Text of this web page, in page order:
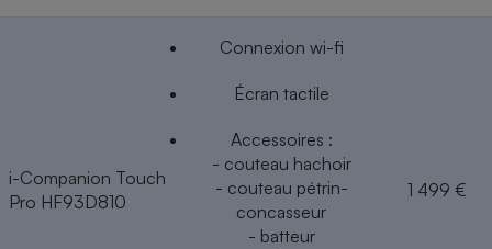
i-Companion Touch
Pro HF93D810
Connexion wi-fi
Écran tactile
Accessoires :
- couteau hachoir
- couteau pétrin-
concasseur
- batteur
1 499 €